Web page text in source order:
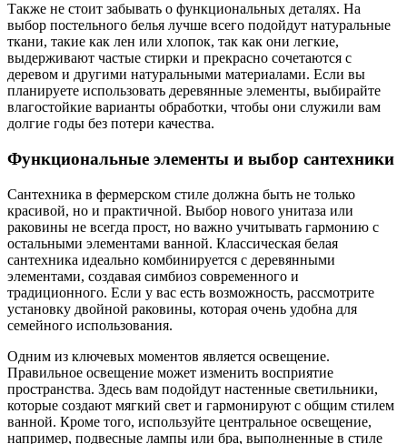
Также не стоит забывать о функциональных деталях. На
выбор постельного белья лучше всего подойдут натуральные
ткани, такие как лен или хлопок, так как они легкие,
выдерживают частые стирки и прекрасно сочетаются с
деревом и другими натуральными материалами. Если вы
планируете использовать деревянные элементы, выбирайте
влагостойкие варианты обработки, чтобы они служили вам
долгие годы без потери качества.
Функциональные элементы и выбор сантехники
Сантехника в фермерском стиле должна быть не только
красивой, но и практичной. Выбор нового унитаза или
раковины не всегда прост, но важно учитывать гармонию с
остальными элементами ванной. Классическая белая
сантехника идеально комбинируется с деревянными
элементами, создавая симбиоз современного и
традиционного. Если у вас есть возможность, рассмотрите
установку двойной раковины, которая очень удобна для
семейного использования.
Одним из ключевых моментов является освещение.
Правильное освещение может изменить восприятие
пространства. Здесь вам подойдут настенные светильники,
которые создают мягкий свет и гармонируют с общим стилем
ванной. Кроме того, используйте центральное освещение,
например, подвесные лампы или бра, выполненные в стиле